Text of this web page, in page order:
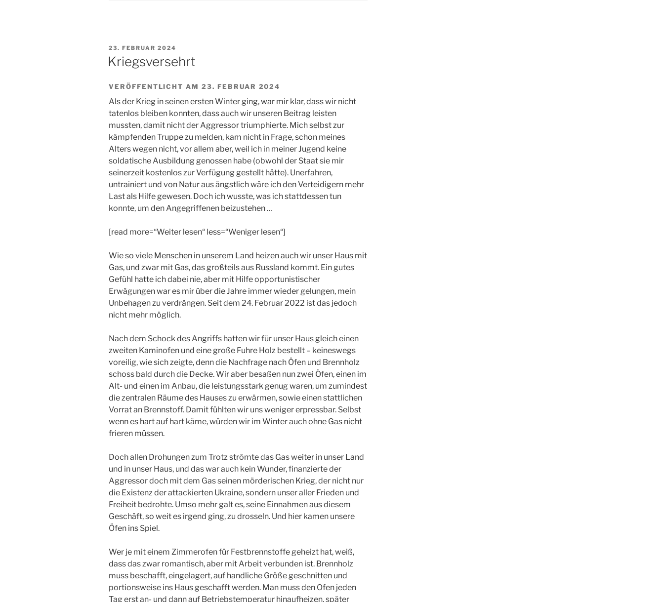
VERÖFFENTLICHT
AM
23. FEBRUAR 2024
Kriegsversehrt
VERÖFFENTLICHT AM 23. FEBRUAR 2024
Als der Krieg in seinen ersten Winter ging, war mir klar, dass wir nicht
tatenlos bleiben konnten, dass auch wir unseren Beitrag leisten
mussten, damit nicht der Aggressor triumphierte. Mich selbst zur
kämpfenden Truppe zu melden, kam nicht in Frage, schon meines
Alters wegen nicht, vor allem aber, weil ich in meiner Jugend keine
soldatische Ausbildung genossen habe (obwohl der Staat sie mir
seinerzeit kostenlos zur Verfügung gestellt hätte). Unerfahren,
untrainiert und von Natur aus ängstlich wäre ich den Verteidigern mehr
Last als Hilfe gewesen. Doch ich wusste, was ich stattdessen tun
konnte, um den Angegriffenen beizustehen …
[read more=“Weiter lesen“ less=“Weniger lesen“]
Wie so viele Menschen in unserem Land heizen auch wir unser Haus mit
Gas, und zwar mit Gas, das großteils aus Russland kommt. Ein gutes
Gefühl hatte ich dabei nie, aber mit Hilfe opportunistischer
Erwägungen war es mir über die Jahre immer wieder gelungen, mein
Unbehagen zu verdrängen. Seit dem 24. Februar 2022 ist das jedoch
nicht mehr möglich.
Nach dem Schock des Angriffs hatten wir für unser Haus gleich einen
zweiten Kaminofen und eine große Fuhre Holz bestellt – keineswegs
voreilig, wie sich zeigte, denn die Nachfrage nach Öfen und Brennholz
schoss bald durch die Decke. Wir aber besaßen nun zwei Öfen, einen im
Alt- und einen im Anbau, die leistungsstark genug waren, um zumindest
die zentralen Räume des Hauses zu erwärmen, sowie einen stattlichen
Vorrat an Brennstoff. Damit fühlten wir uns weniger erpressbar. Selbst
wenn es hart auf hart käme, würden wir im Winter auch ohne Gas nicht
frieren müssen.
Doch allen Drohungen zum Trotz strömte das Gas weiter in unser Land
und in unser Haus, und das war auch kein Wunder, finanzierte der
Aggressor doch mit dem Gas seinen mörderischen Krieg, der nicht nur
die Existenz der attackierten Ukraine, sondern unser aller Frieden und
Freiheit bedrohte. Umso mehr galt es, seine Einnahmen aus diesem
Geschäft, so weit es irgend ging, zu drosseln. Und hier kamen unsere
Öfen ins Spiel.
Wer je mit einem Zimmerofen für Festbrennstoffe geheizt hat, weiß,
dass das zwar romantisch, aber mit Arbeit verbunden ist. Brennholz
muss beschafft, eingelagert, auf handliche Größe geschnitten und
portionsweise ins Haus geschafft werden. Man muss den Ofen jeden
Tag erst an- und dann auf Betriebstemperatur hinaufheizen, später